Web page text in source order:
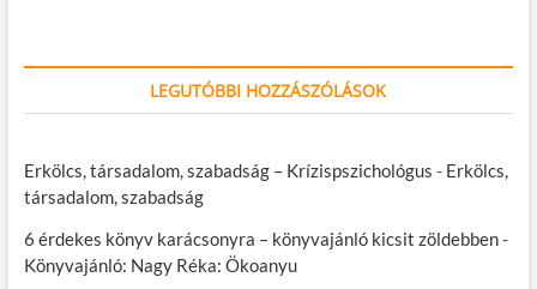
LEGUTÓBBI HOZZÁSZÓLÁSOK
Erkölcs, társadalom, szabadság – Krízispszichológus - Erkölcs,
társadalom, szabadság
6 érdekes könyv karácsonyra – könyvajánló kicsit zöldebben-
Könyvajánló: Nagy Réka: Ökoanyu